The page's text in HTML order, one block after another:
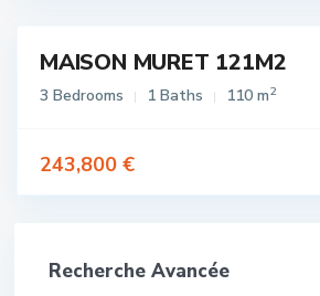
MAISON MURET 121M2
3 Bedrooms 1 Baths 110 m2
243,800 €
Recherche Avancée